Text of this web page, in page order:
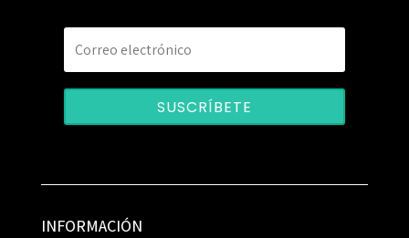
SUSCRÍBETE
INFORMACIÓN